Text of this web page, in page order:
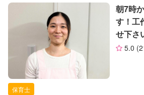
お子様の撮影
（定期特典）
対応可能
特徴 料金 レビュー
サポートの特徴
資格
保育士
朝7時
す！工
せ下さ
5.0
保育士